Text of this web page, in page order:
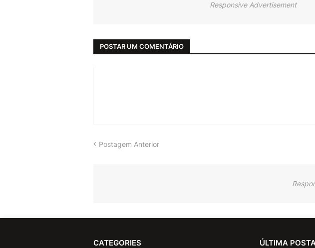
Responsive Advertisement
POSTAR UM COMENTÁRIO
Postagem Anterior
CATEGORIES ÚLTIMA